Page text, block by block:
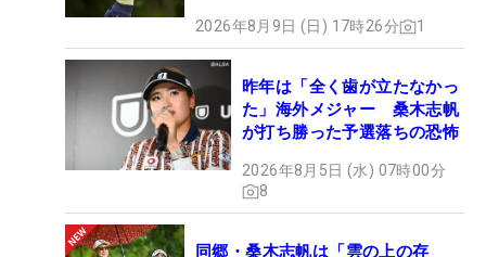
2026年8月9日 (日) 17時26分 1
昨年は「全く歯が立たなかっ
た」海外メジャー 桑木志帆
が打ち勝った予選落ちの恐怖
2026年8月5日 (水) 07時00分
8
同郷・桑木志帆は「雲の上の存